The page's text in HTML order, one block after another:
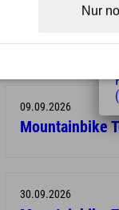
Mountainbike
09.09.2026
Mountainbike
30.09.2026
Nur